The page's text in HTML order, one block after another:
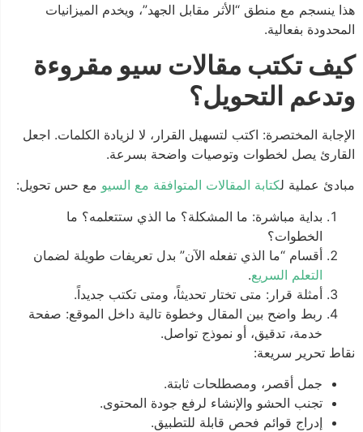
هذا ينسجم مع منطق “الأثر مقابل الجهد”، ويخدم الميزانيات
المحدودة بفعالية.
كيف تكتب مقالات سيو مقروءة
وتدعم التحويل؟
الإجابة المختصرة: اكتب لتسهيل القرار، لا لزيادة الكلمات. اجعل
القارئ يصل لخطوات وتوصيات واضحة بسرعة.
مبادئ عملية ل كتابة المقالات المتوافقة مع السيومع حس تحويل:
بداية مباشرة: ما المشكلة؟ ما الذي ستتعلمه؟ ما
الخطوات؟
أقسام “ما الذي تفعله الآن” بدل تعريفات طويلة لضمان
التعلم السريع.
أمثلة قرار: متى تختار تحديثاً، ومتى تكتب جديداً.
ربط واضح بين المقال وخطوة تالية داخل الموقع: صفحة
خدمة، تدقيق، أو نموذج تواصل.
نقاط تحرير سريعة:
جمل أقصر، ومصطلحات ثابتة.
تجنب الحشو والإنشاء لرفع جودة المحتوى.
إدراج قوائم فحص قابلة للتطبيق.